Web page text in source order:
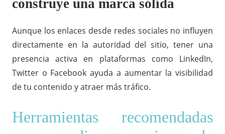
construye una marca sólida
Aunque los enlaces desde redes sociales no influyen
directamente en la autoridad del sitio, tener una
presencia activa en plataformas como LinkedIn,
Twitter o Facebook ayuda a aumentar la visibilidad
de tu contenido y atraer más tráfico.
Herramientas recomendadas